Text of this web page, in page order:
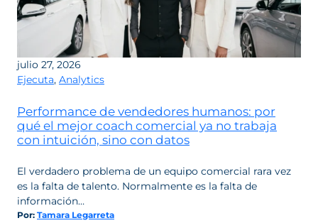
de
BIKY
Pulse
julio 27, 2026
Ejecuta, Analytics
Performance de vendedores humanos: por
qué el mejor coach comercial ya no trabaja
con intuición, sino con datos
El verdadero problema de un equipo comercial rara vez
es la falta de talento. Normalmente es la falta de
información…
Por: Tamara Legarreta